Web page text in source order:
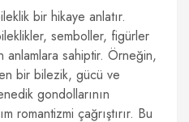
bir hikaye anlatır.
semboller, figürler
anlamlara sahiptir. Örneğin,
bir bilezik, gücü ve
gondollarının
romantizmi çağrıştırır. Bu